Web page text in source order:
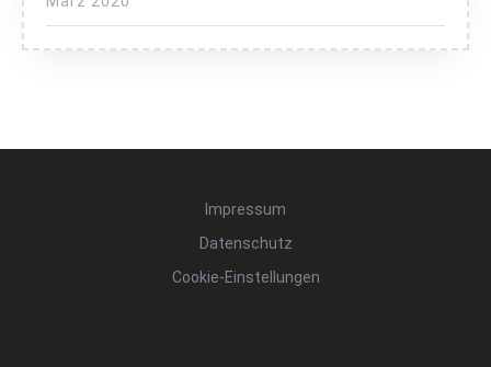
Impressum
Datenschutz
Cookie-Einstellungen